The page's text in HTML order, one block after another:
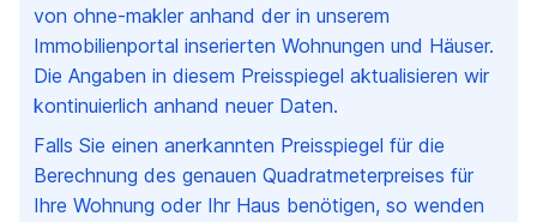
von ohne-makler anhand der in unserem
Immobilienportal inserierten Wohnungen und Häuser.
Die Angaben in diesem Preisspiegel aktualisieren wir
kontinuierlich anhand neuer Daten.
Falls Sie einen anerkannten Preisspiegel für die
Berechnung des genauen Quadratmeterpreises für
Ihre Wohnung oder Ihr Haus benötigen, so wenden